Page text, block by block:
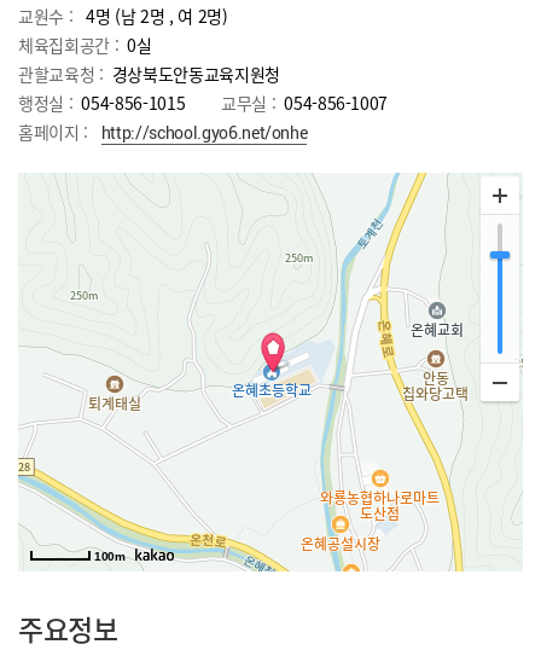
교원수 : 4명 (남2명 , 여 2명)
체육집회공간 : 0실
관할교육청 : 경상북도안동교육지원청
행정실 : 054-856-1015 교무실 : 054-856-1007
홈페이지 :
http://school.gyo6.net/onhe
100m
주요정보